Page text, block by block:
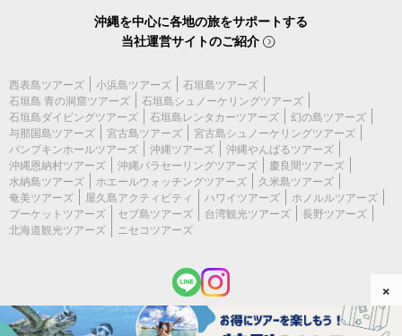
沖縄を中心に各地の旅をサポートする
当社運営サイトのご紹介
西表島ツアーズ 小浜島ツアーズ
石垣島ツアーズ
石垣島 青の洞窟ツアーズ
石垣島シュノーケリングツアーズ
石垣島ダイビングツアーズ
石垣島レンタカーツアーズ
幻の島ツアーズ
与那国島ツアーズ
宮古島ツアーズ
宮古島シュノーケリングツアーズ
パンプキンホールツアーズ
沖縄ツアーズ
沖縄やんばるツアーズ
沖縄恩納村ツアーズ
沖縄パラセーリングツアーズ
慶良間ツアーズ
水納島ツアーズ
ホエールウォッチングツアーズ
久米島ツアーズ
奄美ツアーズ
屋久島アクティビティ ハワイツアーズ
ホノルルツアーズ
プーケットツアーズ
セブ島ツアーズ 台湾観光ツアーズ
長野ツアーズ
北海道観光ツアーズ
ニセコツアーズ
(c) 2026 宮古島ツアーズ All Rights Reserved.
×